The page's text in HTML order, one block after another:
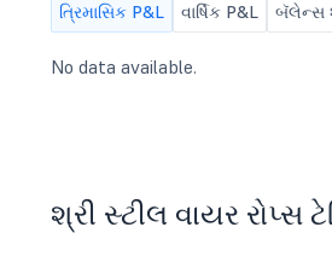
ત્રિમાસિક P&L વાર્ષિક P&L બૅલેન્સ
No data available.
શ્રી સ્ટીલ વાયર રોપ્સ